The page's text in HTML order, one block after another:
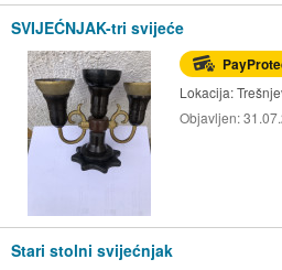
SVIJEĆNJAK-tri svijeće
Lokacija:
Objavljen:
Stari stolni svijećnjak